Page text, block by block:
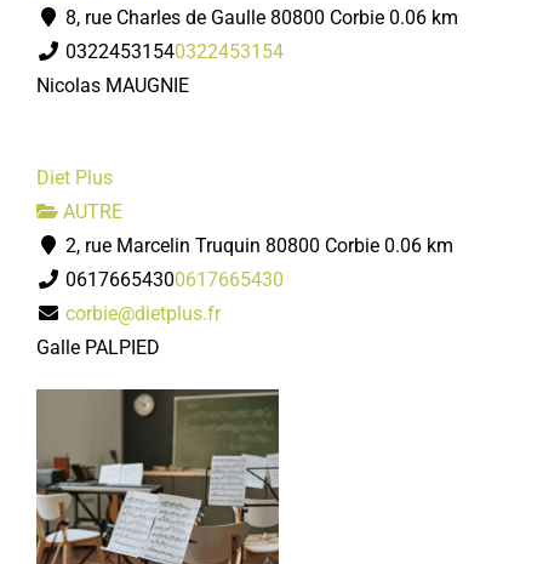
8, rue Charles de Gaulle 80800 Corbie 0.06 km
03224531540322453154
Nicolas MAUGNIE
Diet Plus
AUTRE
2, rue Marcelin Truquin 80800 Corbie 0.06 km
06176654300617665430
corbie@dietplus.fr
Galle PALPIED